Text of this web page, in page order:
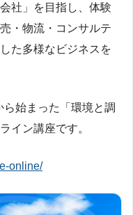
社」を目指し、体験
・物流・コンサルテ
た多様なビジネスを
始まった「環境と調
イン講座です。
online/